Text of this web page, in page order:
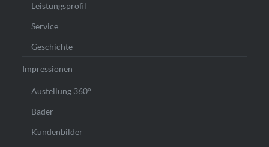
Leistungsprofil
Service
Geschichte
Impressionen
Austellung 360°
Bäder
Kundenbilder